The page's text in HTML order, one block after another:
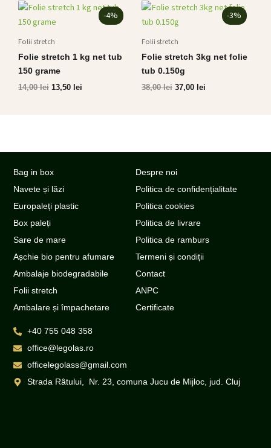
-4%
Folii stretch
Folie stretch 1 kg net tub
150 grame
14,00lei
Prețul
a
14,00 lei.
13,50 lei
Prețul
curent
-3%
Folii stretch
Folie stretch 3kg net folie
tub 0.150g
38,00lei
Prețul
a
38,00 lei.
37,00 lei
Prețul
curent
Bag in box
Navete și lăzi
Europaleți plastic
Box paleți
Sare de mare
Așchie bio pentru afumare
Ambalaje biodegradabile
Folii stretch
Ambalare și împachetare
Despre noi
Politica de confidențialitate
Politica cookies
Politica de livrare
Politica de ramburs
Termeni și condiții
Contact
ANPC
Certificate
+40 755 048 358
office@legolas.ro
officelegolass@gmail.com
Strada Râtului, Nr. 23, comuna Jucu de Mijloc, jud. Cluj